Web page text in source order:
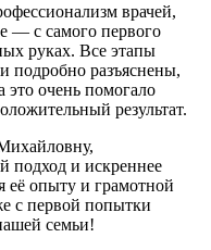
врачей,
— с самого первого
руках. Все этапы
подробно разъяснены,
это очень помогало
результат.
подход и искреннее
её опыту и грамотной
с первой попытки
семьи!